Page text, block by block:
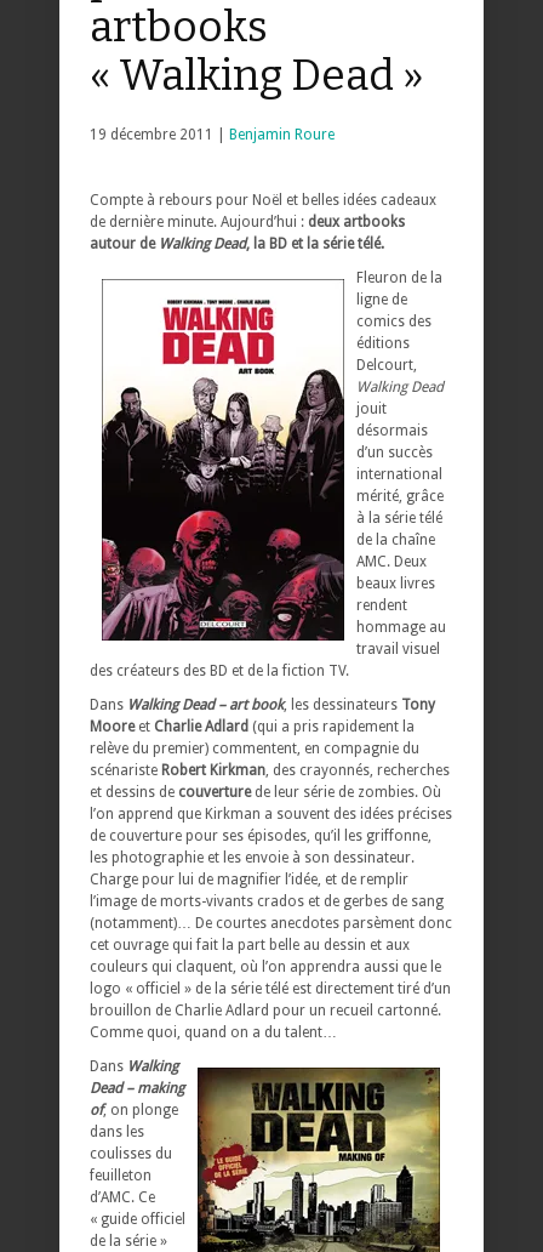
artbooks
« Walking Dead »
19 décembre 2011 | Benjamin Roure
Compte à rebours pour Noël et belles idées cadeaux
de dernière minute. Aujourd’hui : deux artbooks
autour de Walking Dead, la BD et la série télé.
Fleuron de la
ligne de
comics des
éditions
Delcourt,
Walking Dead
jouit
désormais
d’un succès
international
mérité, grâce
à la série télé
de la chaîne
AMC. Deux
beaux livres
rendent
hommage au
travail visuel
des créateurs des BD et de la fiction TV.
Dans Walking Dead – art book, les dessinateurs Tony
Mooreet Charlie Adlard (qui a pris rapidement la
relève du premier) commentent, en compagnie du
scénariste Robert Kirkman , des crayonnés, recherches
et dessins de couverturede leur série de zombies. Où
l’on apprend que Kirkman a souvent des idées précises
de couverture pour ses épisodes, qu’il les griffonne,
les photographie et les envoie à son dessinateur.
Charge pour lui de magnifier l’idée, et de remplir
l’image de morts-vivants crados et de gerbes de sang
(notamment)… De courtes anecdotes parsèment donc
cet ouvrage qui fait la part belle au dessin et aux
couleurs qui claquent, où l’on apprendra aussi que le
logo « officiel » de la série télé est directement tiré d’un
brouillon de Charlie Adlard pour un recueil cartonné.
Comme quoi, quand on a du talent…
Dans Walking
Dead – making
of, on plonge
dans les
coulisses du
feuilleton
d’AMC. Ce
« guide officiel
de la série »